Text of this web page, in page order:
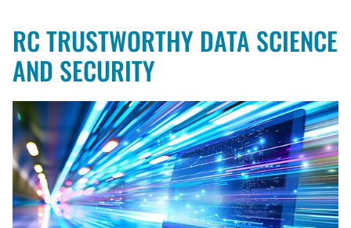
RC TRUSTWORTHY DATA SCIENCE
AND SECURITY